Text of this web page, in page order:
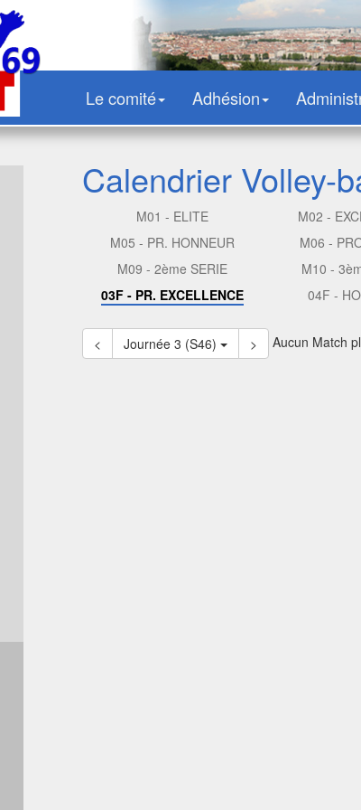
Le comité Adhésion
Calendrier Volley-
M01 - ELITE M02 -
M05 - PR. HONNEUR
M06 -
M09 - 2ème SERIE
M10 -
03F - PR. EXCELLENCE
04F -
< Journée 3 (S46) > Aucun Match